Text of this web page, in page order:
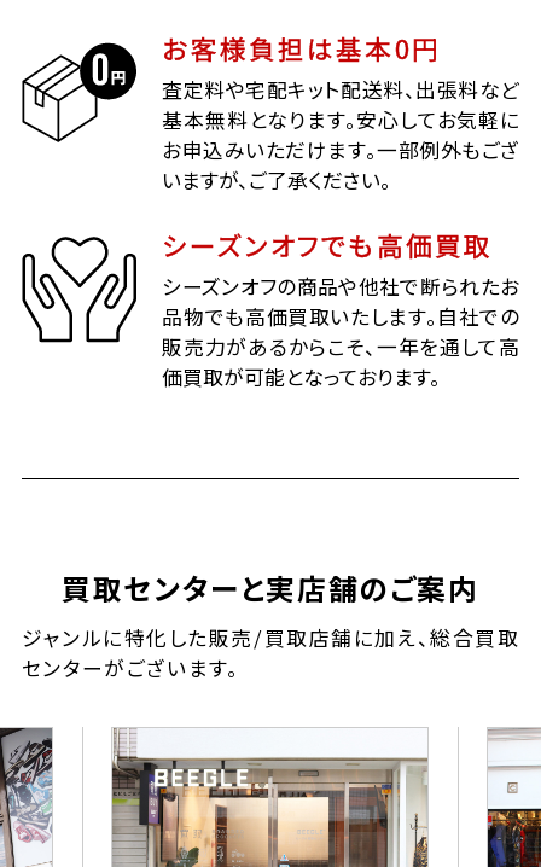
お客様負担は基本0円
査定料や宅配キット配送料、出張料など
基本無料となります。安心してお気軽に
お申込みいただけます。一部例外もござ
いますが、ご了承ください。
シーズンオフでも高価買取
シーズンオフの商品や他社で断られたお
品物でも高価買取いたします。自社での
販売力があるからこそ、一年を通して高
価買取が可能となっております。
買取センターと実店舗のご案内
ジャンルに特化した販売/買取店舗に加え、総合買取
センターがございます。